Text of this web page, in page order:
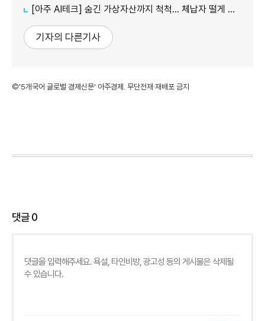
[아주 AI테크] 숨긴 가상자산까지 척척... 체납자 떨게 하는 'AI 수사관'
기자의 다른기사
©'5개국어 글로벌 경제신문' 아주경제. 무단전재·재배포 금지
댓글0